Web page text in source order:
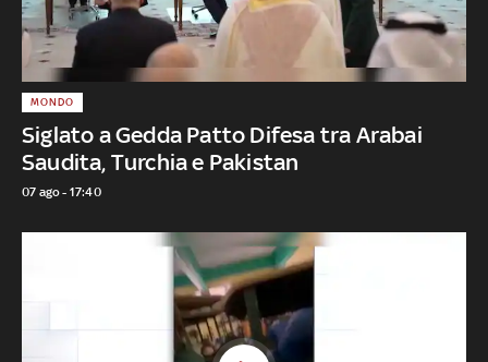
Siglato a Gedda Patto Difesa tra Arabai
Saudita, Turchia e Pakistan
MONDO
07 ago - 17:40